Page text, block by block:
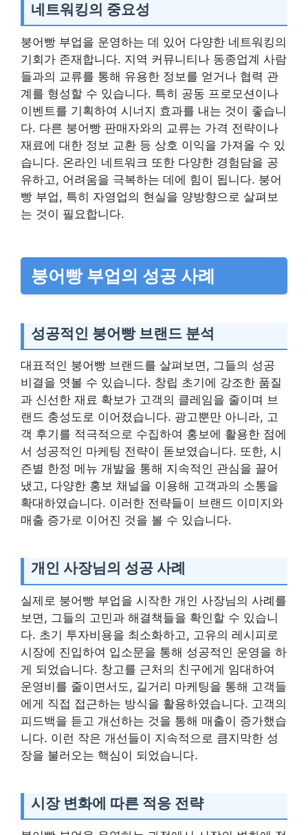
네트워킹의 중요성
붕어빵 부업을 운영하는 데 있어 다양한 네트워킹의
기회가 존재합니다. 지역 커뮤니티나 동종업계 사람
들과의 교류를 통해 유용한 정보를 얻거나 협력 관
계를 형성할 수 있습니다. 특히 공동 프로모션이나
이벤트를 기획하여 시너지 효과를 내는 것이 좋습니
다. 다른 붕어빵 판매자와의 교류는 가격 전략이나
재료에 대한 정보 교환 등 상호 이익을 가져올 수 있
습니다. 온라인 네트워크 또한 다양한 경험담을 공
유하고, 어려움을 극복하는 데에 힘이 됩니다. 붕어
빵 부업, 특히 자영업의 현실을 양방향으로 살펴보
는 것이 필요합니다.
붕어빵 부업의 성공 사례
성공적인 붕어빵 브랜드 분석
대표적인 붕어빵 브랜드를 살펴보면, 그들의 성공
비결을 엿볼 수 있습니다. 창립 초기에 강조한 품질
과 신선한 재료 확보가 고객의 클레임을 줄이며 브
랜드 충성도로 이어졌습니다. 광고뿐만 아니라, 고
객 후기를 적극적으로 수집하여 홍보에 활용한 점에
서 성공적인 마케팅 전략이 돋보였습니다. 또한, 시
즌별 한정 메뉴 개발을 통해 지속적인 관심을 끌어
냈고, 다양한 홍보 채널을 이용해 고객과의 소통을
확대하였습니다. 이러한 전략들이 브랜드 이미지와
매출 증가로 이어진 것을 볼 수 있습니다.
개인 사장님의 성공 사례
실제로 붕어빵 부업을 시작한 개인 사장님의 사례를
보면, 그들의 고민과 해결책들을 확인할 수 있습니
다. 초기 투자비용을 최소화하고, 고유의 레시피로
시장에 진입하여 입소문을 통해 성공적인 운영을 하
게 되었습니다. 창고를 근처의 친구에게 임대하여
운영비를 줄이면서도, 길거리 마케팅을 통해 고객들
에게 직접 접근하는 방식을 활용하였습니다. 고객의
피드백을 듣고 개선하는 것을 통해 매출이 증가했습
니다. 이런 작은 개선들이 지속적으로 큼지막한 성
장을 불러오는 핵심이 되었습니다.
시장 변화에 따른 적응 전략